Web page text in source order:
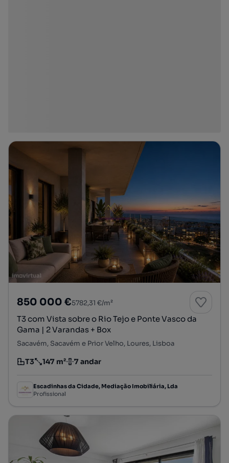
850 000 €5782,31 €/m²
T3 com Vista sobre o Rio Tejo e Ponte Vasco da
Gama | 2 Varandas + Box
Sacavém, Sacavém e Prior Velho, Loures, Lisboa
Tipologia
T3
Preço por metro quadrado
147 m²
Andar 7 andar
Escadinhas da Cidade, Mediação Imobiliária, Lda
Profissional